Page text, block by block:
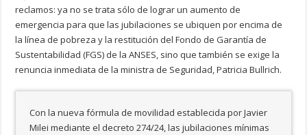
reclamos: ya no se trata sólo de lograr un aumento de
emergencia para que las jubilaciones se ubiquen por encima de
la línea de pobreza y la restitución del Fondo de Garantía de
Sustentabilidad (FGS) de la ANSES, sino que también se exige la
renuncia inmediata de la ministra de Seguridad, Patricia Bullrich.
Con la nueva fórmula de movilidad establecida por Javier
Milei mediante el decreto 274/24, las jubilaciones mínimas